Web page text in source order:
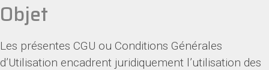
Objet
Les présentes CGU ou Conditions Générales
d’Utilisation encadrent juridiquement l’utilisation des